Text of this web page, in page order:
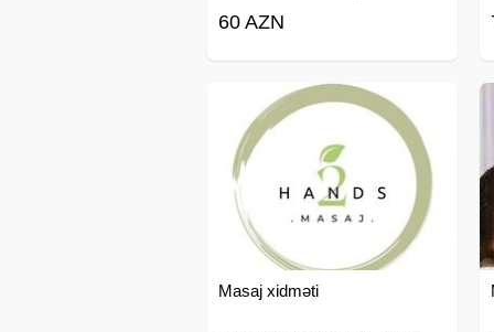
#sportmassage
#hicama
#bankalanmaq
#qanaldirmaq
#hacamat
#хиджама
#zəli
#zeli
#sülük
#пиявка
razı qalacağınız masaj xidməti
Rahatlığınız mənimçün
60 AZN
Masaj xidməti